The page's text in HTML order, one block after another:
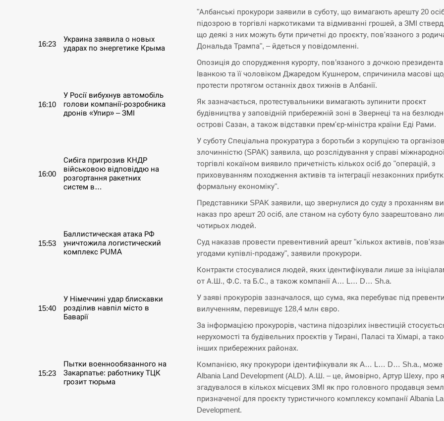
16:23
Украина заявила о новых
ударах по энергетике Крыма
16:10
У Росії вибухнув автомобіль
голови компанії-розробника
дронів «Упир» – ЗМІ
16:00
Сибіга пригрозив КНДР
військовою відповіддю на
розгортання ракетних
систем в…
15:53
Баллистическая атака РФ
уничтожила логистический
комплекс PUMA
15:40
У Німеччині удар блискавки
розділив навпіл місто в
Баварії
15:23
Пытки военнообязанного на
Закарпатье: работнику ТЦК
грозит тюрьма
"Албанські прокурори заявили в суботу, що вимагають арешту 20
підозрою в торгівлі наркотиками та відмиванні грошей, а ЗМІ
що деякі з них можуть бути причетні до проєкту, пов'язаного з
Дональда Трампа", – йдеться у повідомленні.
Опозиція до спорудження курорту, пов’язаного з дочкою
Іванкою та її чоловіком Джаредом Кушнером, спричинила масові
протести протягом останніх двох тижнів в Албанії.
Як зазначається, протестувальники вимагають зупинити проєкт
будівництва у заповідній прибережній зоні в Звернеці та на
острові Сазан, а також відставки прем'єр-міністра країни Еді Рами.
У суботу Спеціальна прокуратура з боротьби з корупцією та
злочинністю (SPAK) заявила, що розслідування у справі
торгівлі кокаїном виявило причетність кількох осіб до "операцій, з
приховуванням походження активів та інтеграції незаконних
формальну економіку".
Представники SPAK заявили, що звернулися до суду з проханням
наказ про арешт 20 осіб, але станом на суботу було заарештовано
чотирьох людей.
Суд наказав провести превентивний арешт "кількох активів,
угодами купівлі-продажу", заявили прокурори.
Контракти стосувалися людей, яких ідентифікували лише за
от А.Ш., Ф.С. та Б.С., а також компанії А… L… D… Sh.a.
У заяві прокурорів зазначалося, що сума, яка перебуває під
вилученням, перевищує 128,4 млн євро.
За інформацією прокурорів, частина підозрілих інвестицій
нерухомості та будівельних проєктів у Тирані, Паласі та Хімарі, а
інших прибережних районах.
Компанією, яку прокурори ідентифікували як A… L… D… Sh.a., може
Albania Land Development (ALD). А.Ш. – це, ймовірно, Артур Шеху, про
згадувалося в кількох місцевих ЗМІ як про головного продавця
призначеної для проєкту туристичного комплексу компанії Albania
Development.